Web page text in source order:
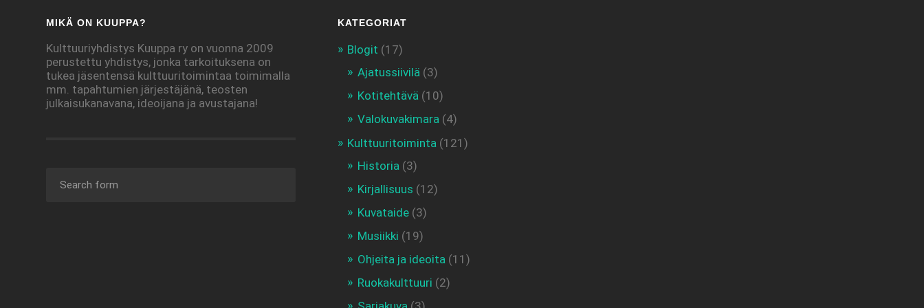
MIKÄ ON KUUPPA?
Kulttuuriyhdistys Kuuppa ry on vuonna 2009
perustettu yhdistys, jonka tarkoituksena on
tukea jäsentensä kulttuuritoimintaa toimimalla
mm. tapahtumien järjestäjänä, teosten
julkaisukanavana, ideoijana ja avustajana!
KATEGORIAT
Blogit (17)
Ajatussiivilä (3)
Kotitehtävä (10)
Valokuvakimara (4)
Kulttuuritoiminta (121)
Historia (3)
Kirjallisuus (12)
Kuvataide(3)
Musiikki (19)
Ohjeita ja ideoita (11)
Ruokakulttuuri (2)